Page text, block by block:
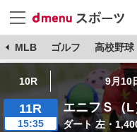
MLB ゴルフ 高校野球
10R 9月10
11R
15:35
エニフＳ（L
ダート 左・